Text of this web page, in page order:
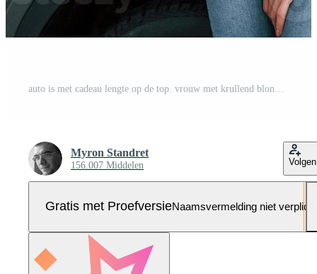
Myron Standret
156.007 Middelen Volgen
Gratis met ProefversieNaamsvermelding niet verplicht